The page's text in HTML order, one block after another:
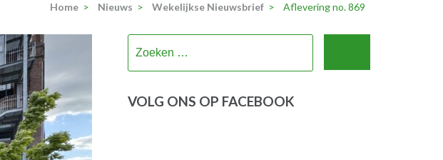
Home > Nieuws > Wekelijkse Nieuwsbrief > Aflevering no. 869
VOLG ONS OP FACEBOOK